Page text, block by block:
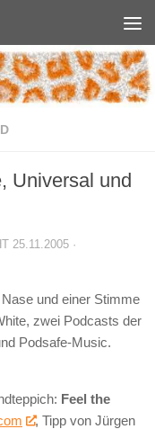
Universal und
25.11.2005 ·
und einer Stimme
zwei Podcasts der
Podsafe-Music.
Feel the
, Tipp von Jürgen